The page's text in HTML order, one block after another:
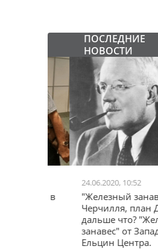
ПОСЛЕДНИЕ
НОВОСТИ
24.06.2020, 10:52
"Железный занавес"
Черчилля, план
дальше что?
занавес" от Запада
Ельцин Центра.